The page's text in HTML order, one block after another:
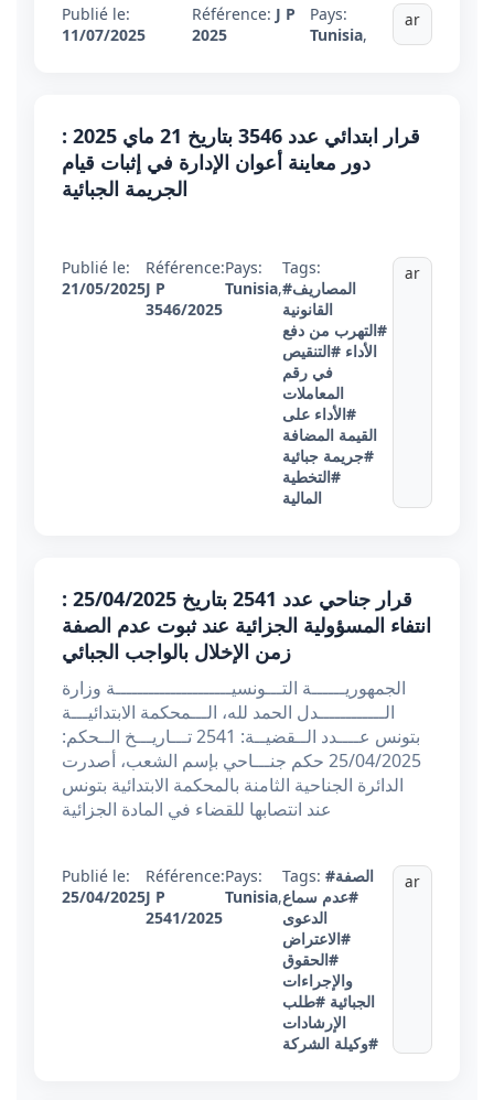
Publié le:
11/07/2025
Référence: J P
2025
Pays:
Tunisia,
ar
قرار ابتدائي عدد 3546 بتاريخ 21 ماي 2025 :
دور معاينة أعوان الإدارة في إثبات قيام
الجريمة الجبائية
Publié le:
21/05/2025
Référence:
J P
3546/2025
Pays:
Tunisia,
Tags:
#المصاريف
القانونية
#التهرب من دفع
الأداء #التنقيص
في رقم
المعاملات
#الأداء على
القيمة المضافة
#جريمة جبائية
#التخطية
المالية
ar
قرار جناحي عدد 2541 بتاريخ 25/04/2025 :
انتفاء المسؤولية الجزائية عند ثبوت عدم الصفة
زمن الإخلال بالواجب الجبائي
الجمهوريــــــة التـــونسيـــــــــــــــــــــة وزارة
الــــــــــــدل الحمد لله، الـــمحكمة الابتدائيـــة
بتونس عــــدد الــقضيــة: 2541 تـــاريـــخ الــحكم:
25/04/2025 حكم جنـــاحي بإسم الشعب، أصدرت
الدائرة الجناحية الثامنة بالمحكمة الابتدائية بتونس
عند انتصابها للقضاء في المادة الجزائية
Publié le:
25/04/2025
Référence:
J P
2541/2025
Pays:
Tunisia,
Tags:
#الصفة
#عدم سماع
الدعوى
#الاعتراض
#الحقوق
والإجراءات
الجبائية #طلب
الإرشادات
#وكيلة الشركة
ar